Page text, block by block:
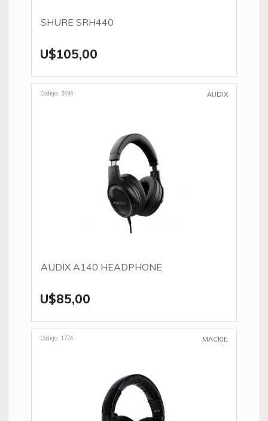
SHURE SRH440
U$105,00
Código: 3494 AUDIX
AUDIX A140 HEADPHONE
U$85,00
Código: 1774 MACKIE